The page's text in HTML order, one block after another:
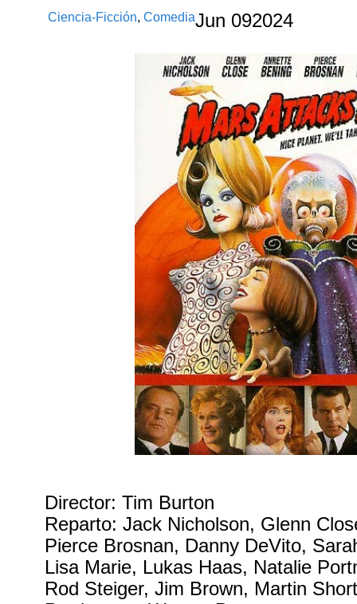
Ciencia-Ficción,ComediaJun 092024
Director: Tim Burton
Reparto: Jack Nicholson, Glenn
Pierce Brosnan, Danny DeVito,
Lisa Marie, Lukas Haas, Natalie
Rod Steiger, Jim Brown, Martin